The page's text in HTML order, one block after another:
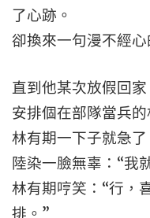
了心跡。
卻換來一句漫不經
直到他某次放假回
安排個在部隊當兵
林有期一下子就急
陸染一臉無辜：“我
林有期哼笑：“行，
排。”